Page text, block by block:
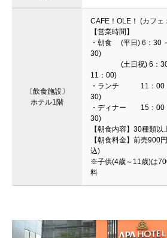
〔飲食施設〕
ホテル1階
CAFE！OLE！ (カフェ
【営業時間】
・朝食 (平日) 6：30
30)
(土日祝) 6：30
11：00)
・ランチ 11：00 ～
30)
・ディナー 15：00
30)
【朝食内容】30種類
【朝食料金】前売900
込)
※子供(4歳～11歳)は
料